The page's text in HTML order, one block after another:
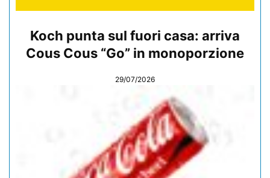
Koch punta sul fuori casa: arriva
Cous Cous “Go” in monoporzione
29/07/2026